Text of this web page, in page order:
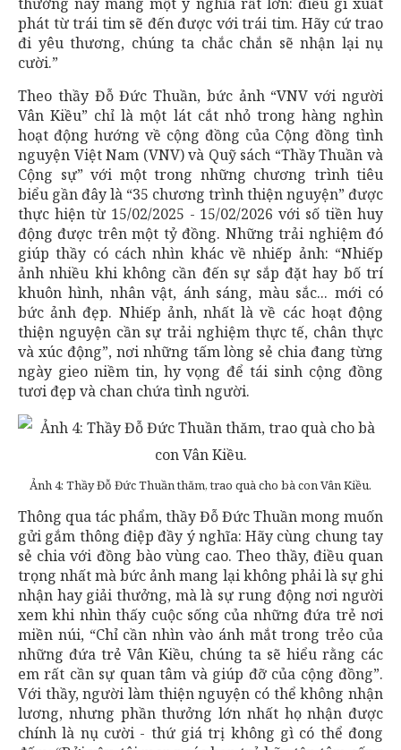
phát từ trái tim sẽ đến được với trái tim. Hãy cứ trao
đi yêu thương, chúng ta chắc chắn sẽ nhận lại nụ
cười.”
Theo thầy Đỗ Đức Thuần, bức ảnh “VNV với người
Vân Kiều” chỉ là một lát cắt nhỏ trong hàng nghìn
hoạt động hướng về cộng đồng của Cộng đồng tình
nguyện Việt Nam (VNV) và Quỹ sách “Thầy Thuần và
Cộng sự” với một trong những chương trình tiêu
biểu gần đây là “35 chương trình thiện nguyện” được
thực hiện từ 15/02/2025 - 15/02/2026 với số tiền huy
động được trên một tỷ đồng. Những trải nghiệm đó
giúp thầy có cách nhìn khác về nhiếp ảnh: “Nhiếp
ảnh nhiều khi không cần đến sự sắp đặt hay bố trí
khuôn hình, nhân vật, ánh sáng, màu sắc... mới có
bức ảnh đẹp. Nhiếp ảnh, nhất là về các hoạt động
thiện nguyện cần sự trải nghiệm thực tế, chân thực
và xúc động”, nơi những tấm lòng sẻ chia đang từng
ngày gieo niềm tin, hy vọng để tái sinh cộng đồng
tươi đẹp và chan chứa tình người.
Ảnh 4: Thầy Đỗ Đức Thuần thăm, trao quà cho bà con Vân Kiều.
Thông qua tác phẩm, thầy Đỗ Đức Thuần mong muốn
gửi gắm thông điệp đầy ý nghĩa: Hãy cùng chung tay
sẻ chia với đồng bào vùng cao. Theo thầy, điều quan
trọng nhất mà bức ảnh mang lại không phải là sự ghi
nhận hay giải thưởng, mà là sự rung động nơi người
xem khi nhìn thấy cuộc sống của những đứa trẻ nơi
miền núi, “Chỉ cần nhìn vào ánh mắt trong trẻo của
những đứa trẻ Vân Kiều, chúng ta sẽ hiểu rằng các
em rất cần sự quan tâm và giúp đỡ của cộng đồng”.
Với thầy, người làm thiện nguyện có thể không nhận
lương, nhưng phần thưởng lớn nhất họ nhận được
chính là nụ cười - thứ giá trị không gì có thể đong